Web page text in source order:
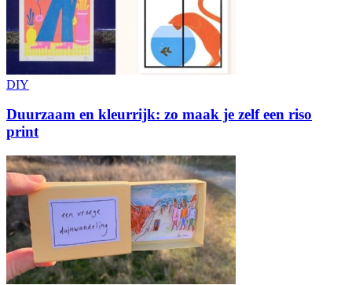
DIY
Duurzaam en kleurrijk: zo maak je zelf een riso
print